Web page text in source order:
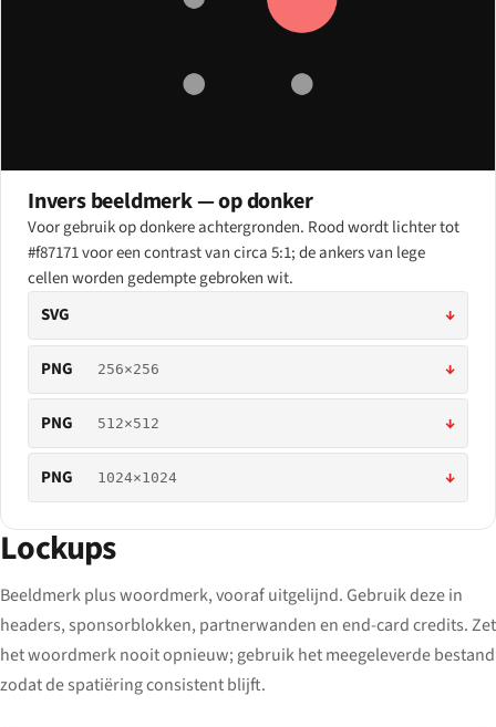
Invers beeldmerk — op donker
Voor gebruik op donkere achtergronden. Rood wordt lichter tot
#f87171 voor een contrast van circa 5:1; de ankers van lege
cellen worden gedempte gebroken wit.
SVG
↓
PNG 256×256 ↓
PNG 512×512 ↓
PNG 1024×1024 ↓
Lockups
Beeldmerk plus woordmerk, vooraf uitgelijnd. Gebruik deze in
headers, sponsorblokken, partnerwanden en end-card credits. Zet
het woordmerk nooit opnieuw; gebruik het meegeleverde bestand
zodat de spatiëring consistent blijft.